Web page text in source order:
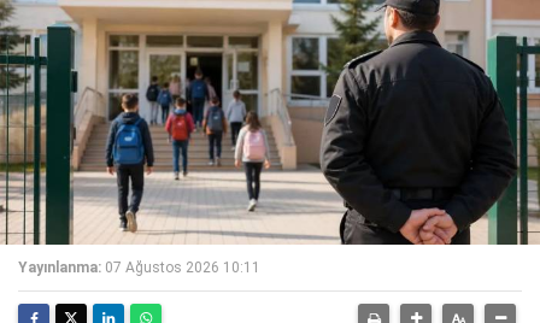
Yayınlanma: 07 Ağustos 2026 10:11